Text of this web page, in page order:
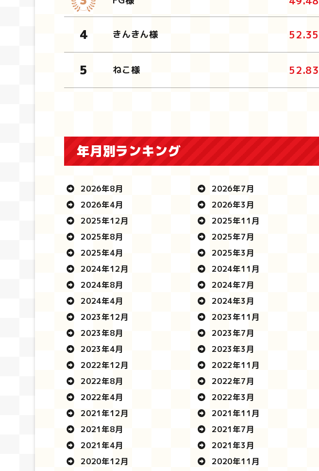
きんきん様
ねこ様
年月別ランキング
2026年8月 2026年7月
2026年4月
2026年3月
2025年12月
2025年11月
2025年8月
2025年7月
2025年4月
2025年3月
2024年12月
2024年11月
2024年8月
2024年7月
2024年4月
2024年3月
2023年12月
2023年11月
2023年8月
2023年7月
2023年4月
2023年3月
2022年12月
2022年11月
2022年8月
2022年7月
2022年4月
2022年3月
2021年12月
2021年11月
2021年8月
2021年7月
2021年4月
2021年3月
2020年12月
2020年11月